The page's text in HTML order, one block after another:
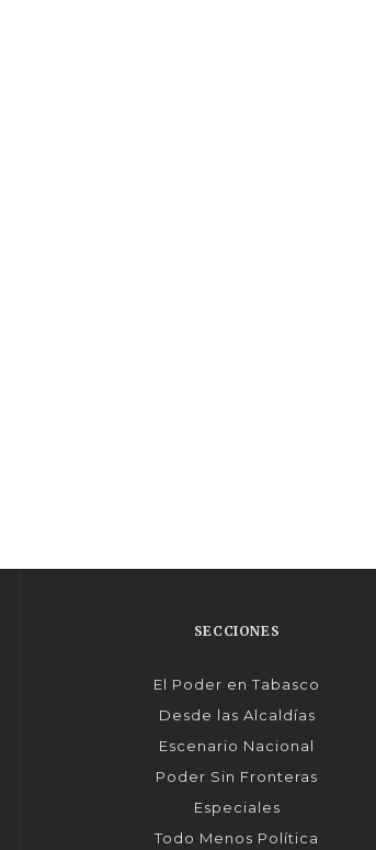
SECCIONES
El Poder en Tabasco
Desde las Alcaldías
Escenario Nacional
Poder Sin Fronteras
Especiales
Todo Menos Política